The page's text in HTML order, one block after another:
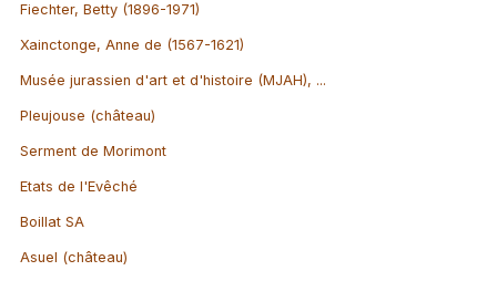
Fiechter, Betty (1896-1971)
Xainctonge, Anne de (1567-1621)
Musée jurassien d'art et d'histoire (MJAH), ...
Pleujouse (château)
Serment de Morimont
Etats de l'Evêché
Boillat SA
Asuel (château)